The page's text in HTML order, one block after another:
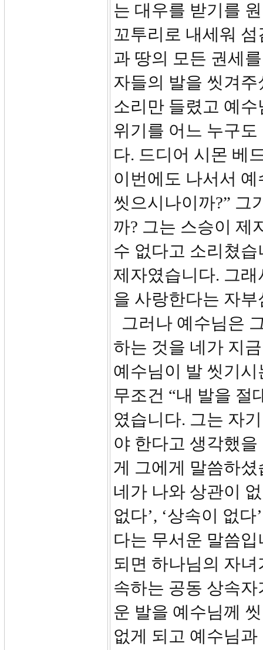
는 대우를 받기를
꼬투리로 내세워
과 땅의 모든 권세
자들의 발을 씻겨
소리만 들렸고 예
위기를 어느 누구
다. 드디어 시몬 베
이번에도 나서서
씻으시나이까?” 그
까? 그는 스승이 제
수 없다고 소리쳤
제자였습니다. 그
을 사랑한다는 자
그러나 예수님은
하는 것을 네가 지
예수님이 발 씻기
무조건 “내 발을 절
였습니다. 그는 자
야 한다고 생각했
게 그에게 말씀하
네가 나와 상관이
없다’, ‘상속이 없
다는 무서운 말씀
되면 하나님의 자
속하는 공동 상속
운 발을 예수님께
없게 되고 예수님